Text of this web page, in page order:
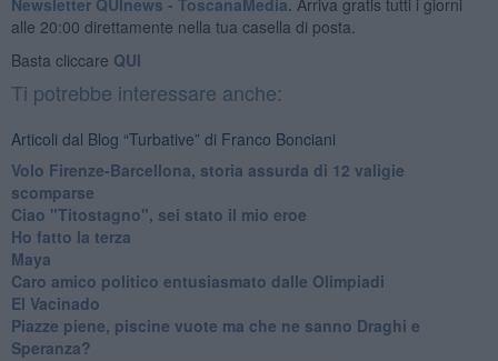
alle 20:00 direttamente nella tua casella di posta.
Basta cliccare QUI
Ti potrebbe interessare anche:
Articoli dal Blog “Turbative” di Franco Bonciani
Volo Firenze-Barcellona, storia assurda di 12 valigie
scomparse
Ciao "Titostagno", sei stato il mio eroe
Ho fatto la terza
Maya
Caro amico politico entusiasmato dalle Olimpiadi
El Vacinado
Piazze piene, piscine vuote ma che ne sanno Draghi e
Speranza?